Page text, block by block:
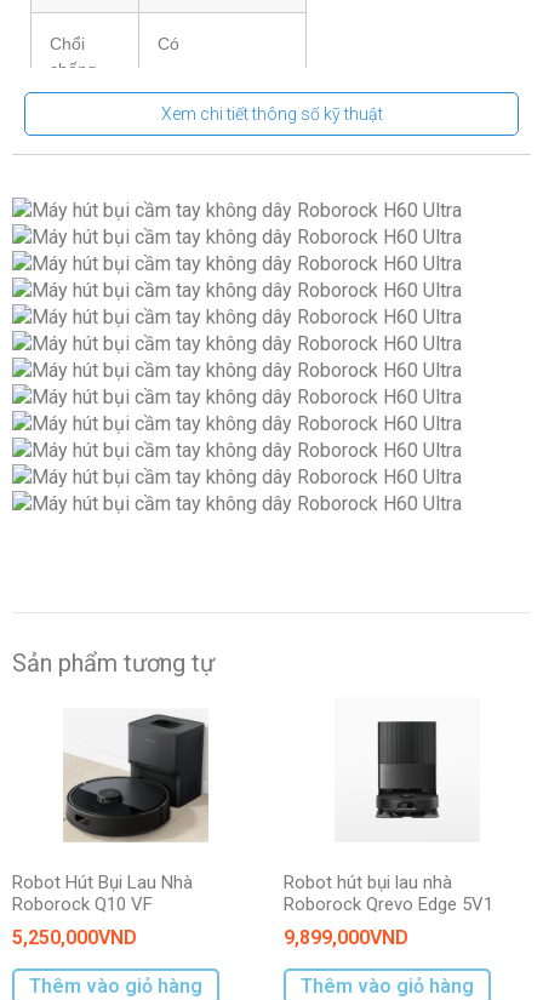
Chổi
chống
rối tóc
Có
Hệ thống
5 lớp (HEPA
Màn
hình
LED
Có
Phụ kiện
Đầu hút đệm,
đầu hút 2 trong
Kích
thước
293 x 250 x
1162mm
Xem chi tiết thông số kỹ thuật
Sản phẩm tương tự
Robot Hút Bụi Lau Nhà
Roborock Q10 VF
5,250,000VND
Thêm vào giỏ hàng
Robot hút bụi lau nhà
Roborock Qrevo Edge 5V1
9,899,000VND
Thêm vào giỏ hàng